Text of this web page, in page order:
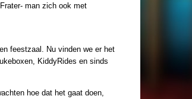
man zich ook met
feestzaal. Nu vinden we er het
KiddyRides en sinds
hoe dat het gaat doen,